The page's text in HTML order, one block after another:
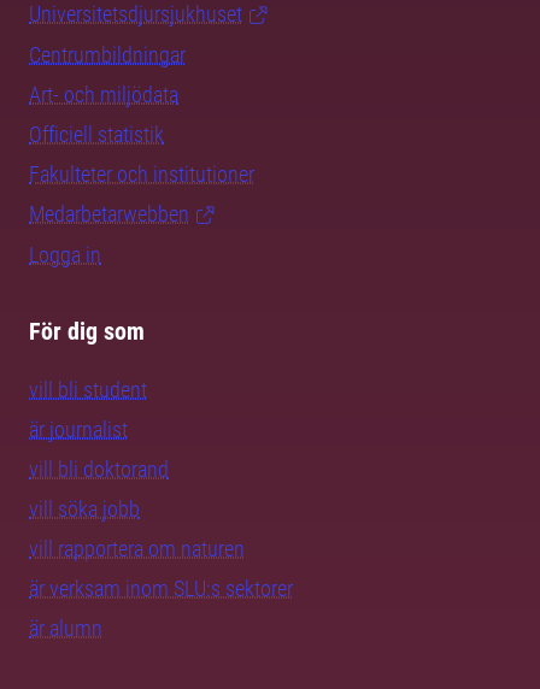
Universitetsdjursjukhuset
Centrumbildningar
Art- och miljödata
Officiell statistik
Fakulteter och institutioner
Medarbetarwebben
Logga in
För dig som
vill bli student
är journalist
vill bli doktorand
vill söka jobb
vill rapportera om naturen
är verksam inom SLU:s sektorer
är alumn